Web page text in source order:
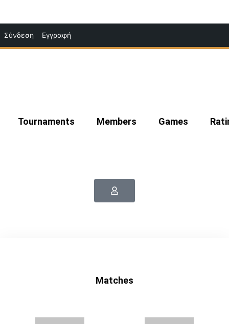
Σύνδεση Εγγραφή
στο
περιεχόμενο
Tournaments Members Games
Matches